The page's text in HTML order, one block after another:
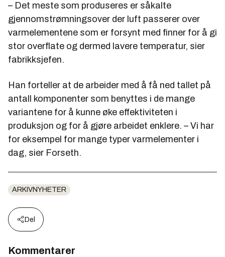
– Det meste som produseres er såkalte
gjennomstrømningsover der luft passerer over
varmelementene som er forsynt med finner for å gi
stor overflate og dermed lavere temperatur, sier
fabrikksjefen.
Han forteller at de arbeider med å få ned tallet på
antall komponenter som benyttes i de mange
variantene for å kunne øke effektiviteten i
produksjon og for å gjøre arbeidet enklere. – Vi har
for eksempel for mange typer varmelementer i
dag, sier Forseth.
ARKIVNYHETER
Del
Kommentarer